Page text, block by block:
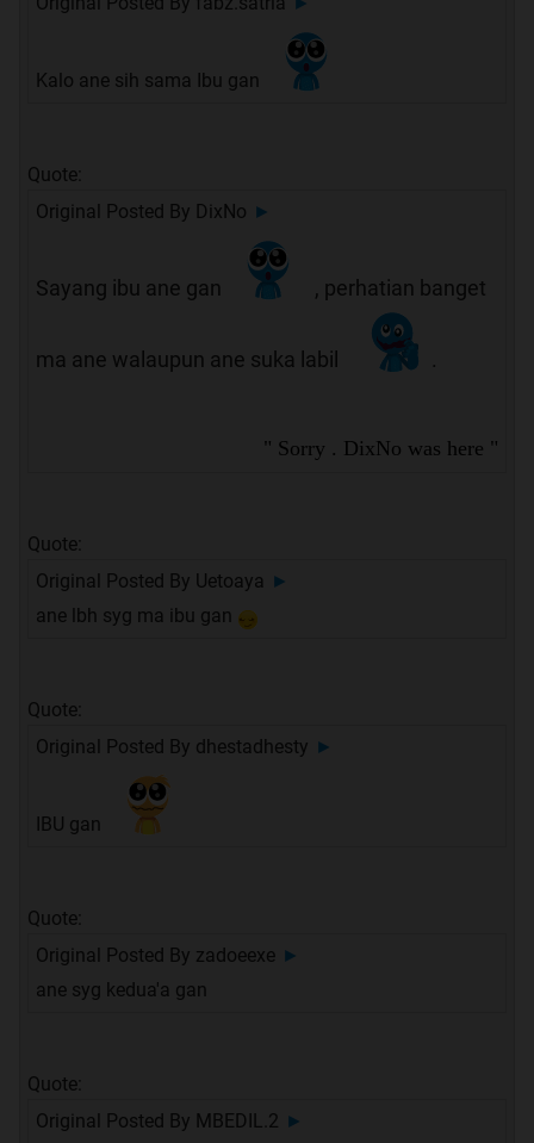
Kalo ane sih sama Ibu gan
Quote:
Original Posted By DixNo ►
Sayang ibu ane gan , perhatian banget
ma ane walaupun ane suka labil .
" Sorry . DixNo was here "
Quote:
Original Posted By Uetoaya ►
ane lbh syg ma ibu gan
Quote:
Original Posted By dhestadhesty ►
IBU gan
Quote:
Original Posted By zadoeexe ►
ane syg kedua'a gan
Quote:
Original Posted By MBEDIL.2 ►